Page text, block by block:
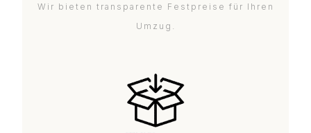
Wir bieten transparente Festpreise für Ihren
Umzug.